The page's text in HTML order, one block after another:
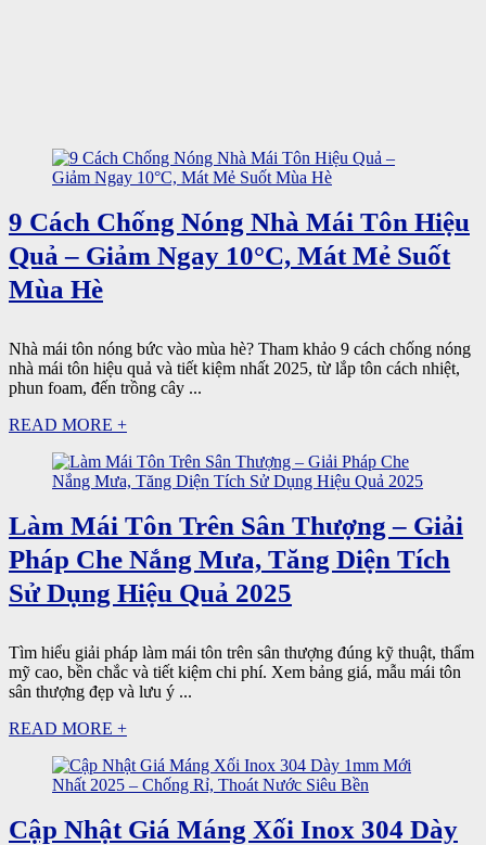
9 Cách Chống Nóng Nhà Mái Tôn Hiệu
Quả – Giảm Ngay 10°C, Mát Mẻ Suốt
Mùa Hè
Nhà mái tôn nóng bức vào mùa hè? Tham khảo 9 cách chống nóng
nhà mái tôn hiệu quả và tiết kiệm nhất 2025, từ lắp tôn cách nhiệt,
phun foam, đến trồng cây ...
READ MORE +
Làm Mái Tôn Trên Sân Thượng – Giải
Pháp Che Nắng Mưa, Tăng Diện Tích
Sử Dụng Hiệu Quả 2025
Tìm hiểu giải pháp làm mái tôn trên sân thượng đúng kỹ thuật, thẩm
mỹ cao, bền chắc và tiết kiệm chi phí. Xem bảng giá, mẫu mái tôn
sân thượng đẹp và lưu ý ...
READ MORE +
Cập Nhật Giá Máng Xối Inox 304 Dày